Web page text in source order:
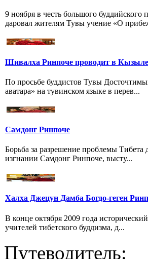
9 ноября в честь большого
даровал жителям Тувы учение «О
Шивалха Ринпоче проводит в
По просьбе буддистов Тувы
аватара» на тувинском языке в перев...
Самдонг Ринпоче
Борьба за разрешение проблемы Тибета
изгнании Самдонг Ринпоче, высту...
Халха Джецун Дамба Богдо-геген
В конце октября 2009 года
учителей тибетского буддизма, д...
Путеводитель: